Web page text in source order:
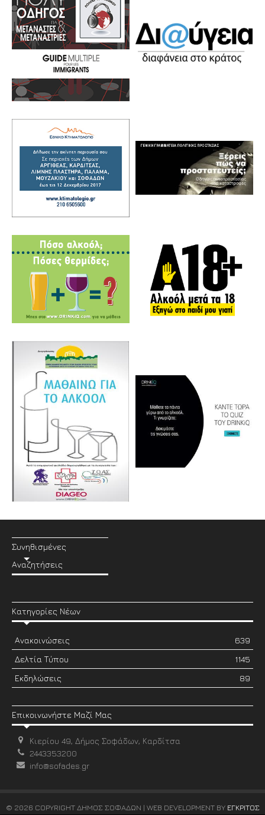
Συνηθισμένες
Αναζητήσεις
Κατηγορίες Νέων
Ανακοινώσεις
639
Δελτία Τύπου
1145
Εκδηλώσεις
89
Επικοινωνήστε Μαζί Μας
Κιερίου 49, Δήμος Σοφάδων, Καρδίτσα
2443353200
info@sofades.gr
© 2026 COPYRIGHT ΔΗΜΟΣ ΣΟΦΑΔΩΝ | WEB DEVELOPMENT BY ΕΓΚΡΙΤΟΣ